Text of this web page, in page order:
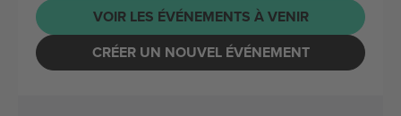
VOIR LES ÉVÉNEMENTS À VENIR
CRÉER UN NOUVEL ÉVÉNEMENT